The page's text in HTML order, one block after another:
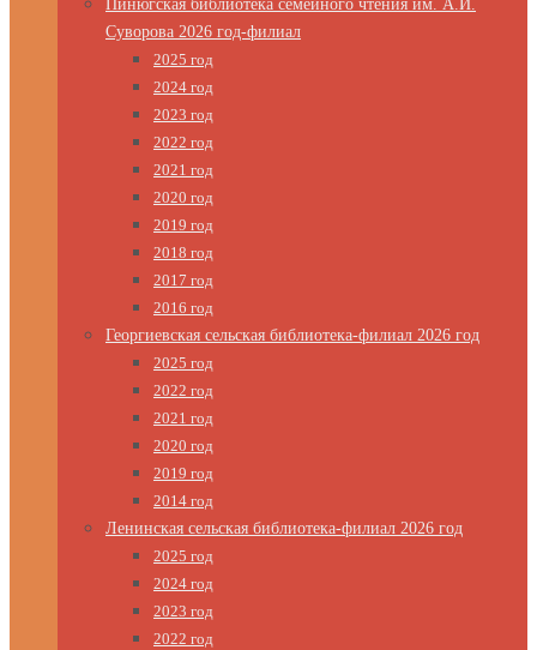
Пинюгская библиотека семейного чтения им. А.И.
Суворова 2026 год-филиал
2025 год
2024 год
2023 год
2022 год
2021 год
2020 год
2019 год
2018 год
2017 год
2016 год
Георгиевская сельская библиотека-филиал 2026 год
2025 год
2022 год
2021 год
2020 год
2019 год
2014 год
Ленинская сельская библиотека-филиал 2026 год
2025 год
2024 год
2023 год
2022 год